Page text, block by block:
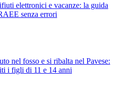
elettronici e vacanze: la guida
senza errori
nel fosso e si ribalta nel Pavese:
i figli di 11 e 14 anni